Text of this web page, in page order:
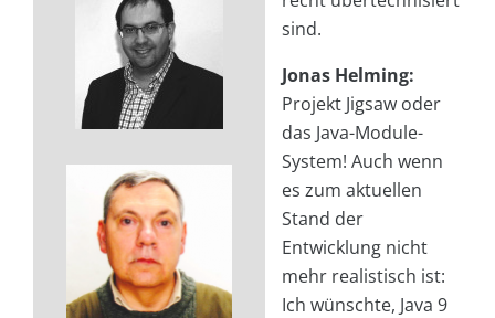
sind.
Jonas Helming:
Projekt Jigsaw oder
das Java-Module-
System! Auch wenn
es zum aktuellen
Stand der
Entwicklung nicht
mehr realistisch ist:
Ich wünschte, Java 9